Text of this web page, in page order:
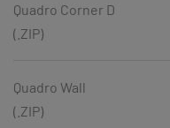
Quadro Corner D
(.ZIP)
Quadro Wall
(.ZIP)